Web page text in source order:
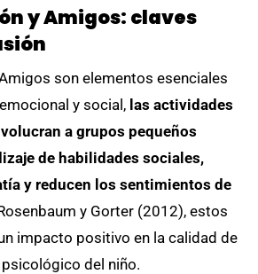
y Amigos: claves
son elementos esenciales
y social, las actividades
a grupos pequeños
de habilidades sociales,
y reducen los sentimientos de
y Gorter (2012), estos
impacto positivo en la calidad de
del niño.